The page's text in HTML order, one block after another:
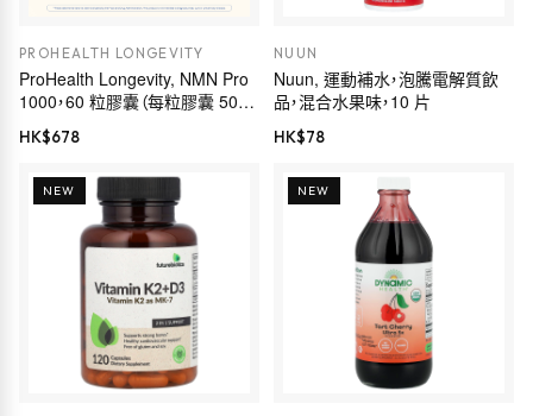
PROHEALTH LONGEVITY
ProHealth Longevity, NMN Pro
1000，60 粒膠囊（每粒膠囊 500
毫克）
HK$678
NUUN
Nuun, 運動補水，泡騰電解質飲
品，混合水果味，10 片
HK$78
NEW NEW